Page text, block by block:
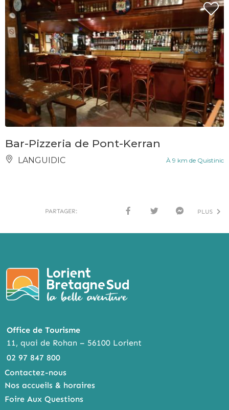
Bar-Pizzeria de Pont-Kerran
LANGUIDIC À 9 km de Quistinic
PARTAGER:
BOO
TTER
ENG
PLUS
Office de Tourisme
11, quai de Rohan – 56100 Lorient
02 97 847 800
Contactez-nous
Nos accueils & horaires
Foire Aux Questions